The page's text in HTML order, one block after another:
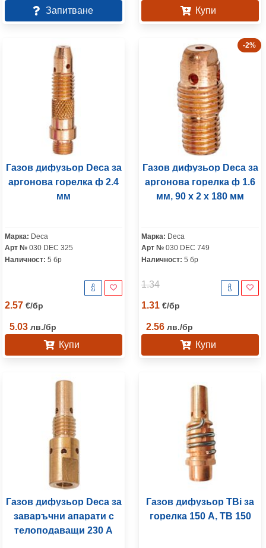
Запитване Купи
Газов дифузьор Deca за
аргонова горелка ф 2.4
мм
Марка: Deca
Арт № 030 DEC 325
Наличност: 5 бр
2.57 €/бр
5.03 лв./бр
Купи
-2%
Газов дифузьор Deca за
аргонова горелка ф 1.6
мм, 90 x 2 x 180 мм
Марка: Deca
Арт № 030 DEC 749
Наличност: 5 бр
1.34
1.31 €/бр
2.56 лв./бр
Купи
Газов дифузьор Deca за
заваръчни апарати с
телоподаващи 230 A
Газов дифузьор TBi за
горелка 150 A, TB 150